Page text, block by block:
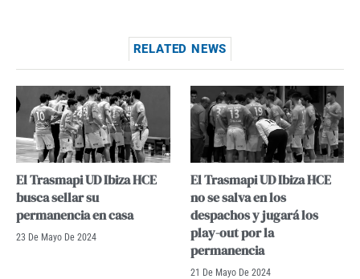
RELATED NEWS
El Trasmapi UD Ibiza HCE
busca sellar su
permanencia en casa
23 De Mayo De 2024
El Trasmapi UD Ibiza HCE
no se salva en los
despachos y jugará los
play-out por la
permanencia
21 De Mayo De 2024